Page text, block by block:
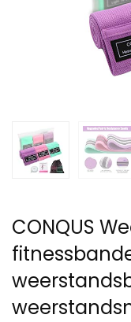
CONQUS